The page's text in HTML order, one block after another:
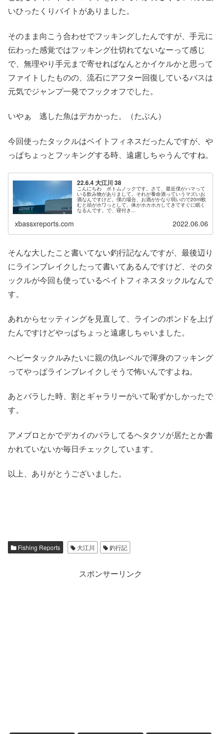
いひったくりバイトがありました。
そのまま向こう合わせでフッキングしたんですが、手元に
伝わった感覚ではフッキング仕切れてないなーって感じ
で、無理やり手元まで寄せればなんとかイケルかと思って
ファイトしたものの、流石にアフター回復しているバスは
元気でジャンプ一発でフックオフでした。
いやぁ 逃した魚はデカかった。（たぶん）
今回使ったタックルはベイトフィネスだったんですが、や
っぱちょっとフッキングする時、遠慮しちゃうんですね。
22.6.4 大江川 38
こんにちわ ボトムノックです。さて、最近僕がハマって
いる飲み物がありまして。それが養命酒っていうマズいお
酒なんですけど。僕の場合、お酒がかなり弱いので20ml飲
むと頭がホワっとして、体がホカホカしてきてすぐに眠く
なるんです。で、寝付き...
xbassxreports.com 2022.06.06
そんな大したこと書いてない釣行記なんですが、最後辺り
にラインブレイクしたって書いてあるんですけど、そのタ
ックルが今回も使っているベイトフィネスタックルなんで
す。
あれからセッティングを見直して、ラインのポンドを上げ
たんですけどやっぱちょっと遠慮しちゃいました。
ヘビータックルみたいに親の仇レベルで渾身のフッキング
ってやっぱラインブレイクしそうで怖いんですよね。
あとバラした時、割とギャラリーがいて恥ずかしかったで
す。
アメブロとかでデカイのバラしてるヘタクソが居たとか書
かれていないか毎日チェックしています。
以上、ありがとうございました。
Fishing Reports 大江川 釣行記
スポンサーリンク